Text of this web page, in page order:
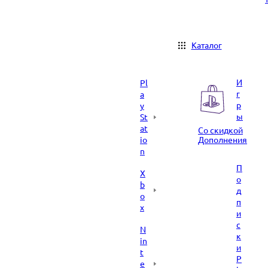
Каталог
Pl
a
y
St
at
io
n
X
b
o
x
N
in
t
e
И
г
р
ы
Со скидкой
Дополнения
П
о
д
п
и
с
к
и
P